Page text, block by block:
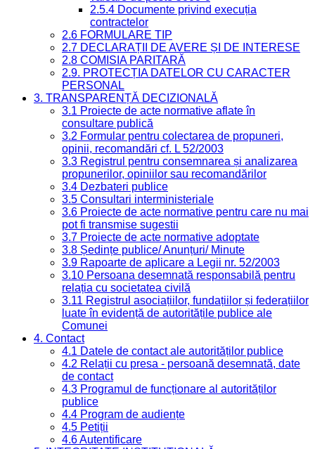
2.5.4 Documente privind execuția
contractelor
2.6 FORMULARE TIP
2.7 DECLARAȚII DE AVERE ȘI DE INTERESE
2.8 COMISIA PARITARĂ
2.9. PROTECȚIA DATELOR CU CARACTER
PERSONAL
3. TRANSPARENȚĂ DECIZIONALĂ
3.1 Proiecte de acte normative aflate în
consultare publică
3.2 Formular pentru colectarea de propuneri,
opinii, recomandări cf. L 52/2003
3.3 Registrul pentru consemnarea și analizarea
propunerilor, opiniilor sau recomandărilor
3.4 Dezbateri publice
3.5 Consultari interministeriale
3.6 Proiecte de acte normative pentru care nu mai
pot fi transmise sugestii
3.7 Proiecte de acte normative adoptate
3.8 Ședințe publice/ Anunțuri/ Minute
3.9 Rapoarte de aplicare a Legii nr. 52/2003
3.10 Persoana desemnată responsabilă pentru
relația cu societatea civilă
3.11 Registrul asociațiilor, fundațiilor și federațiilor
luate în evidență de autoritățile publice ale
Comunei
4. Contact
4.1 Datele de contact ale autorităților publice
4.2 Relații cu presa - persoană desemnată, date
de contact
4.3 Programul de funcționare al autorităților
publice
4.4 Program de audiențe
4.5 Petiții
4.6 Autentificare